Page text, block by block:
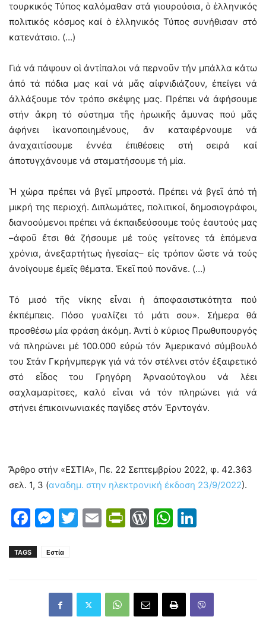
τουρκικός Τύπος καλόμαθαν στά γιουρούσια, ὁ ἑλληνικός
πολιτικός κόσμος καί ὁ ἑλληνικός Τύπος συνήθισαν στό
κατενάτσιο. (…)
Γιά νά πάψουν οἱ ἀντίπαλοι νά περνοῦν τήν μπάλλα κάτω
ἀπό τά πόδια μας καί νά μᾶς αἰφνιδιάζουν, ἐπείγει νά
ἀλλάξουμε τόν τρόπο σκέψης μας. Πρέπει νά ἀφήσουμε
στήν ἄκρη τό σύστημα τῆς ἡρωικῆς ἄμυνας πού μᾶς
ἀφήνει ἱκανοποιημένους, ἄν καταφέρνουμε νά
ἀναχαιτίσουμε ἐννέα ἐπιθέσεις στή σειρά καί
ἀποτυγχάνουμε νά σταματήσουμε τή μία.
Ἡ χώρα πρέπει νά βγεῖ μπροστά. Πρέπει νά βγεῖ ἀπό τή
μικρή της περιοχή. Διπλωμάτες, πολιτικοί, δημοσιογράφοι,
διανοούμενοι πρέπει νά ἐκπαιδεύσουμε τούς ἑαυτούς μας
–ἀφοῦ ἔτσι θά ζήσουμε μέ τούς γείτονες τά ἑπόμενα
χρόνια, ἀνεξαρτήτως ἡγεσίας– εἰς τρόπον ὥστε νά τούς
ἀνοίγουμε ἐμεῖς θέματα. Ἐκεῖ πού πονᾶνε. (…)
Τό μισό τῆς νίκης εἶναι ἡ ἀποφασιστικότητα πού
ἐκπέμπεις. Πόσο γυαλίζει τό μάτι σου». Σήμερα θά
προσθέσω μία φράση ἀκόμη. Ἀντί ὁ κύριος Πρωθυπουργός
νά πληρώνει μέ 100.000 εὐρώ τόν Ἀμερικανό σύμβουλό
του Στάν Γκρήνμπεργκ γιά νά τόν στέλνει στόν ἐξαιρετικό
στό εἶδος του Γρηγόρη Ἀρναούτογλου νά λέει
σαχλαμαρίτσες, καλό εἶναι νά τόν πληρώνει γιά νά
στήνει ἐπικοινωνιακές παγίδες στόν Ἐρντογάν.
Ἄρθρο στήν «ΕΣΤΙΑ», Πε. 22 Σεπτεμβρίου 2022, φ. 42.363
σελ. 1, 3 (αναδημ. στην ηλεκτρονική έκδοση 23/9/2022).
Facebook
Messenger
Twitter
EmailPrintFriendly
WordPress
WhatsApp
TAGS Εστία